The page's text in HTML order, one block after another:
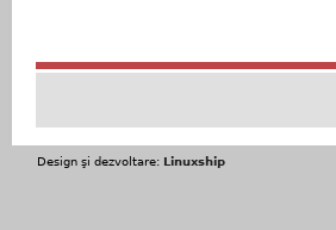
Design şi dezvoltare: Linuxship